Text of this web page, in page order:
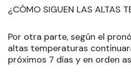
¿CÓMO SIGUEN LAS ALTAS
Por otra parte, según el
altas temperaturas
próximos 7 días y en orden